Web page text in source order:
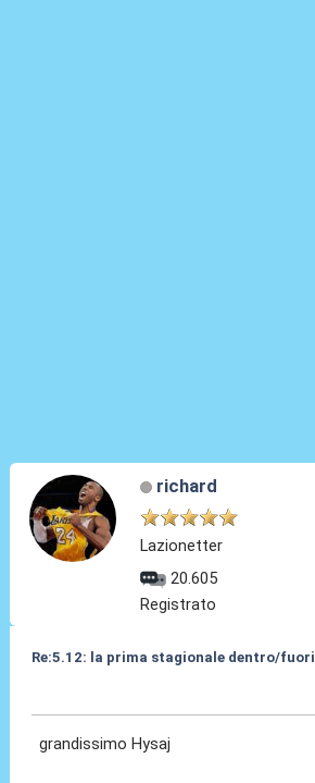
richard
Lazionetter
20.605
Registrato
Re:5.12: la prima stagionale dentro/fuori
grandissimo Hysaj